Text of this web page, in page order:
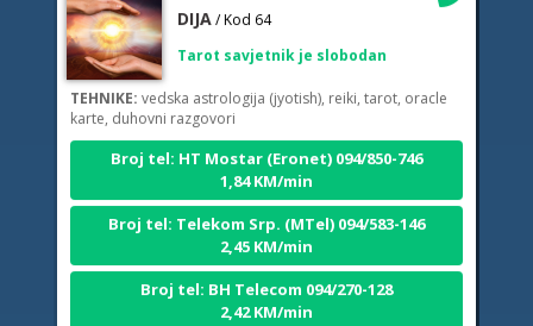
Tarot savjetnik je slobodan
TEHNIKE:vedska astrologija (jyotish), reiki, tarot, oracle
karte, duhovni razgovori
Broj tel: HT Mostar (Eronet) 094/850-746
1,84 KM/min
Broj tel: Telekom Srp. (MTel) 094/583-146
2,45 KM/min
Broj tel: BH Telecom 094/270-128
2,42 KM/min